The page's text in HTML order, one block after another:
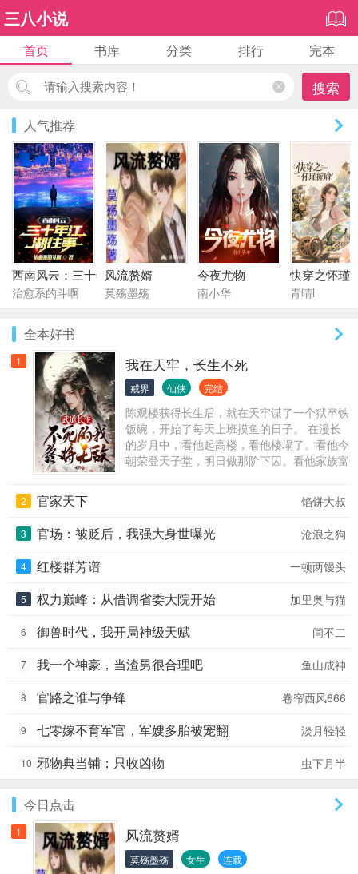
三八小说
首页 书库 分类 排行 完本
搜索
人气推荐
西南风云：三十年江湖往事
治愈系的斗啊
风流赘婿
莫殇墨殇
今夜尤物
南小华
快穿之怀瑾
青晴l
全本好书
1 我在天牢，长生不死
戒界 仙侠 完结
陈观楼获得长生后，就在天牢谋了一个狱卒铁
饭碗，开始了每天上班摸鱼的日子。 在漫长
的岁月中，看他起高楼，看他楼塌了。看他今
朝荣登天子堂，明日做那阶下囚。看他家族富
亡。 变化的是岁月人生，不变的是长生岁
月。陈观楼熬死了宗师，熬死了大宗师，熬死
了一个个大佬，终究成为无敌的存在。
2 官家天下 馅饼大叔
3 官场：被贬后，我强大身世曝光 沧浪之狗
4 红楼群芳谱 一顿两馒头
5 权力巅峰：从借调省委大院开始 加里奥与猫
6 御兽时代，我开局神级天赋 闫不二
7 我一个神豪，当渣男很合理吧 鱼山成神
8 官路之谁与争锋 卷帘西风666
9 七零嫁不育军官，军嫂多胎被宠翻 淡月轻轻
10 邪物典当铺：只收凶物 虫下月半
今日点击
1 风流赘婿
莫殇墨殇 女生 连载